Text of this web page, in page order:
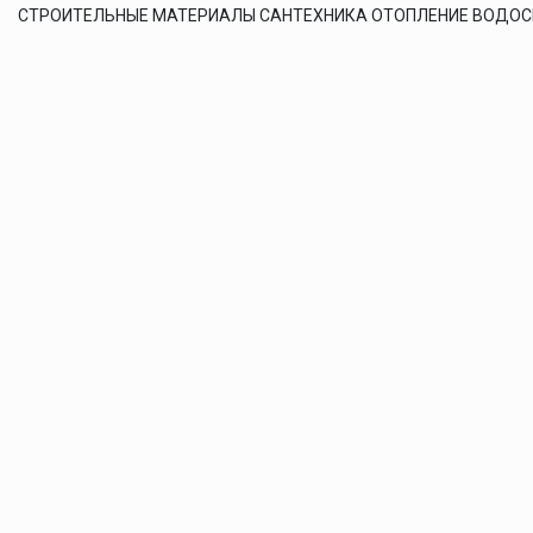
СТРОИТЕЛЬНЫЕ МАТЕРИАЛЫ САНТЕХНИКА ОТОПЛЕНИЕ